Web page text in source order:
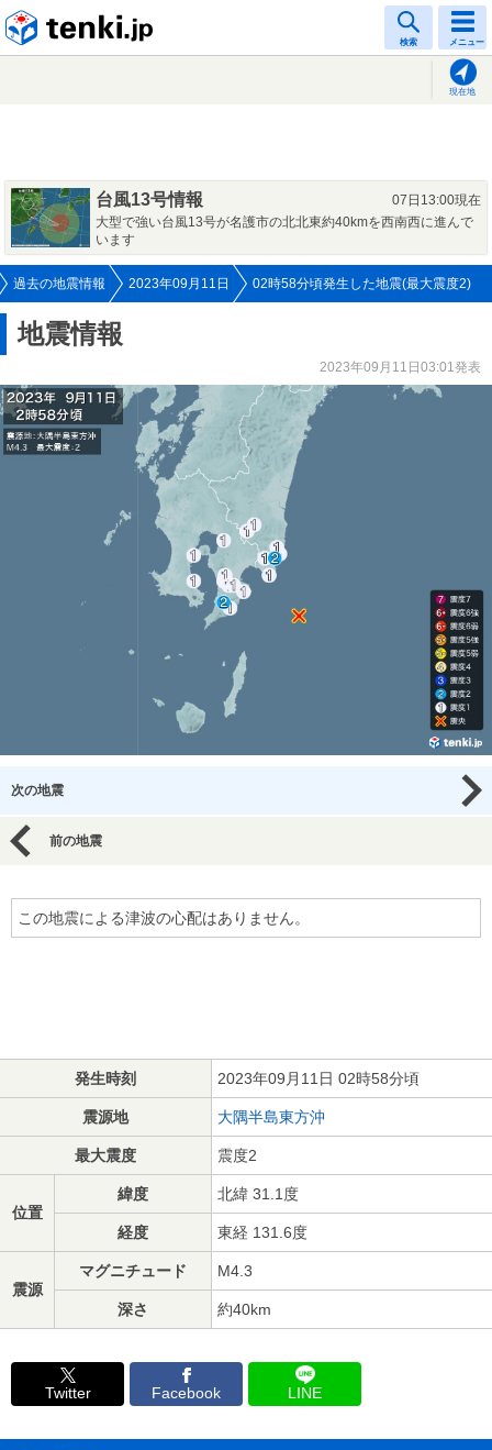
検索 メニュー
現在地
台風13号情報
07日13:00現在
大型で強い台風13号が名護市の北北東約40kmを西南西に進んで
います
過去の地震情報 2023年09月11日 02時58分頃発生した地震(最大震度2)
地震情報
2023年09月11日03:01発表
次の地震
前の地震
この地震による津波の心配はありません。
発生時刻 2023年09月11日 02時58分頃
震源地 大隅半島東方沖
最大震度 震度2
位置
緯度 北緯 31.1度
経度 東経 131.6度
震源
マグニチュード M4.3
深さ 約40km
Twitter Facebook LINE